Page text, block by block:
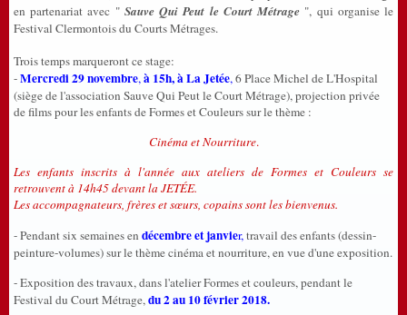
en partenariat avec " Sauve Qui Peut le Court Métrage ", qui organise le
Festival Clermontois du Courts Métrages.
Trois temps marqueront ce stage:
-Mercredi 29 novembre,à 15h, à La Jetée,6 Place Michel de L'Hospital
(siège de l'association Sauve Qui Peut le Court Métrage), projection privée
de films pour les enfants de Formes et Couleurs sur le thème :
Cinéma et Nourriture.
Les enfants inscrits à l'année aux ateliers de Formes et Couleurs se
retrouvent à 14h45 devant la JETÉE.
Les accompagnateurs, frères et sœurs, copains sont les bienvenus.
- Pendant six semaines en décembre et janvier,travail des enfants (dessin-
peinture-volumes) sur le thème cinéma et nourriture, en vue d'une exposition.
- Exposition des travaux, dans l'atelier Formes et couleurs, pendant le
Festival du Court Métrage,du 2 au 10 février 2018.